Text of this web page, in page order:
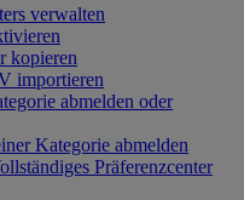
verwalten
kopieren
importieren
abmelden oder
Kategorie abmelden
Präferenzcenter